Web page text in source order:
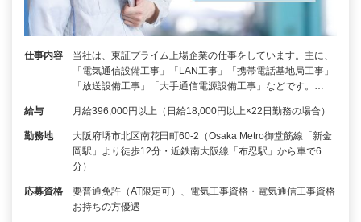
仕事内容
当社は、東証プライム上場企業の仕事をしています。主に、
「電気通信設備工事」「LAN工事」「携帯電話基地局工事」
「放送設備工事」「大手通信電源設備工事」などです。…
給与 月給396,000円以上（日給18,000円以上×22日勤務の場合）
勤務地
大阪府堺市北区南花田町60-2（Osaka Metro御堂筋線「新金
岡駅」より徒歩12分・近鉄南大阪線「布忍駅」から車で6
分）
応募資格
要普通免許（AT限定可）、電気工事資格・電気通信工事資格
お持ちの方優遇